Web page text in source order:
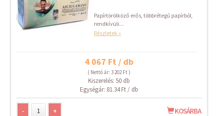
Papírtörölköző erős, többrétegű papírból,
rendkívüli...
Részletek »
4 067 Ft / db
( Nettó ár: 3 202 Ft )
Kiszerelés: 50 db
Egységár: 81.34 Ft / db
- + KOSÁRBA